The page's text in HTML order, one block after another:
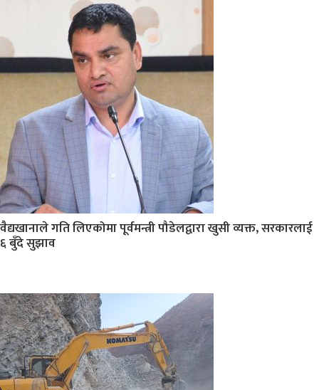
वैद्यखानाले गति लिएकोमा पूर्वमन्त्री पौडेलद्वारा खुसी व्यक्त, सरकारलाई
६ बुँदे सुझाव